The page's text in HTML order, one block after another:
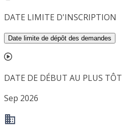
DATE LIMITE D'INSCRIPTION
Date limite de dépôt des demandes
DATE DE DÉBUT AU PLUS TÔT
Sep 2026